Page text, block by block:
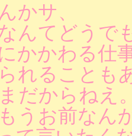
かサ、
んてどうで
かかわる仕
れることも
だからねえ
うお前なん